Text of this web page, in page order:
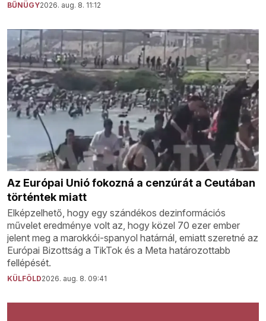
BŰNÜGY2026. aug. 8. 11:12
Az Európai Unió fokozná a cenzúrát a Ceutában
történtek miatt
Elképzelhető, hogy egy szándékos dezinformációs
művelet eredménye volt az, hogy közel 70 ezer ember
jelent meg a marokkói-spanyol határnál, emiatt szeretné az
Európai Bizottság a TikTok és a Meta határozottabb
fellépését.
KÜLFÖLD2026. aug. 8. 09:41